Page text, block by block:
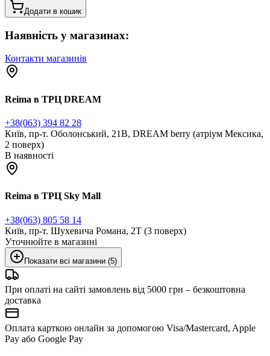
Додати в кошик
Наявність у магазинах:
Контакти магазинів
Reima в ТРЦ DREAM
+38(063) 394 82 28
Київ, пр-т. Оболонський, 21В, DREAM berry (атріум Мексика,
2 поверх)
В наявності
Reima в ТРЦ Sky Mall
+38(063) 805 58 14
Київ, пр-т. Шухевича Романа, 2Т (3 поверх)
Уточнюйте в магазині
Показати всі магазини (5)
При оплаті на сайті замовлень від 5000 грн – безкоштовна
доставка
Оплата карткою онлайн за допомогою Visa/Mastercard, Apple
Pay або Google Pay